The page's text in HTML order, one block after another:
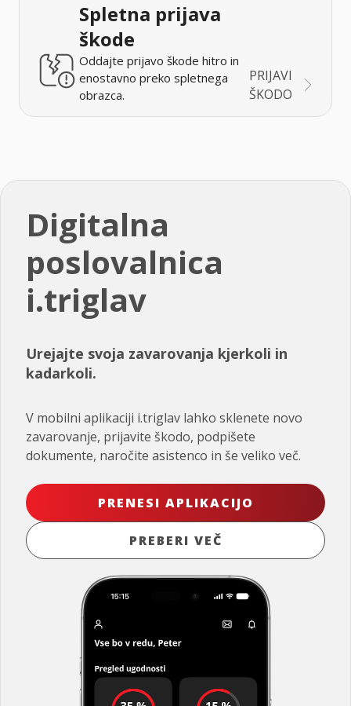
Spletna prijava
škode
Oddajte prijavo škode hitro in
enostavno preko spletnega
obrazca.
PRIJAVI
ŠKODO
Digitalna
poslovalnica
i.triglav
Urejajte svoja zavarovanja kjerkoli in
kadarkoli.
V mobilni aplikaciji i.triglav lahko sklenete novo
zavarovanje, prijavite škodo, podpišete
dokumente, naročite asistenco in še veliko več.
PRENESI APLIKACIJO
PREBERI VEČ